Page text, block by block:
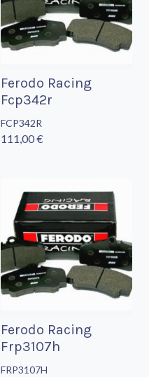
Ferodo Racing
Fcp342r
FCP342R
111,00 €
Ferodo Racing
Frp3107h
FRP3107H